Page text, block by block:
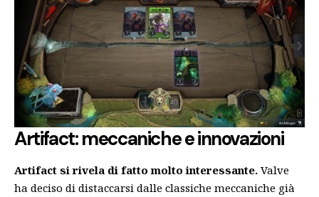
Artifact: meccaniche e innovazioni
Artifact si rivela di fatto molto interessante. Valve
ha deciso di distaccarsi dalle classiche meccaniche già